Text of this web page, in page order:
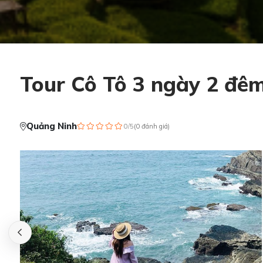
Tour Cô Tô 3 ngày 2
Quảng Ninh 0/5(0 đánh giá)